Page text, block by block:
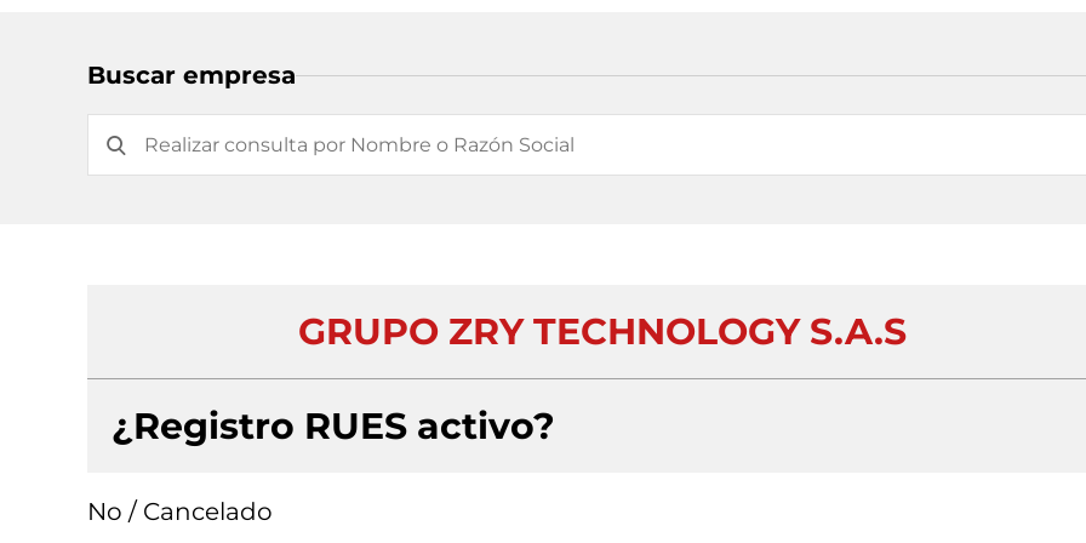
Buscar empresa
GRUPO ZRY TECHNOLOGY S.A.S
¿Registro RUES activo?
No / Cancelado